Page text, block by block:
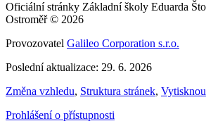
Oficiální stránky Základní školy Eduarda
Ostroměř © 2026
Provozovatel Galileo Corporation s.r.o.
Poslední aktualizace: 29. 6. 2026
Změna vzhledu, Struktura stránek,
Prohlášení o přístupnosti